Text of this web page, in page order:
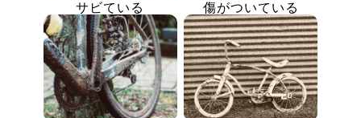
サビている 傷がついている